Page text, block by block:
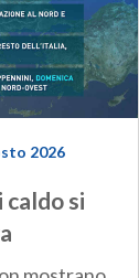
2026
si